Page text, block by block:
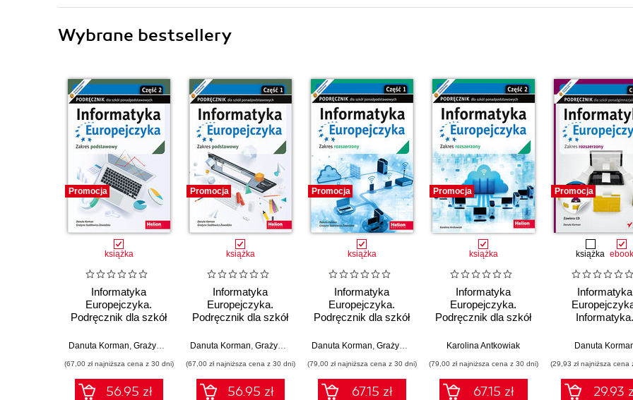
Wybrane bestsellery
Promocja
książka
Informatyka
Europejczyka.
Podręcznik dla szkół
Zakres podstawowy.
numerem
dopuszczenia)
Danuta Korman Grażyna Szabłowicz-Zawadzka
(67,00 zł najniższa cena z 30 dni)
56.95 zł
Promocja
książka
Informatyka
Europejczyka.
Podręcznik dla szkół
Zakres podstawowy.
Danuta Korman Grażyna Szabłowicz-Zawadzka
(67,00 zł najniższa cena z 30 dni)
56.95 zł
Promocja
książka
Informatyka
Europejczyka.
Podręcznik dla szkół
Zakres rozszerzony.
numerem
dopuszczenia)
Danuta Korman Grażyna Szabłowicz-Zawadzka
(79,00 zł najniższa cena z 30 dni)
67.15 zł
Promocja
książka
Informatyka
Europejczyka.
Podręcznik dla szkół
Zakres rozszerzony.
Karolina Antkowiak
(79,00 zł najniższa cena z 30 dni)
67.15 zł
Promocja
książka ebook
Informatyka
Informatyka.
Część 2
Danuta
(29,93 zł najniższa cena
29.93